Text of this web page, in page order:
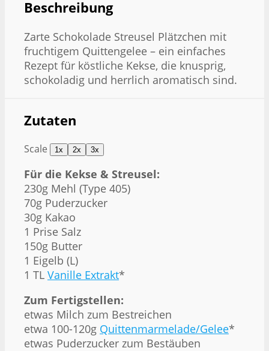
Beschreibung
Zarte Schokolade Streusel Plätzchen mit
fruchtigem Quittengelee – ein einfaches
Rezept für köstliche Kekse, die knusprig,
schokoladig und herrlich aromatisch sind.
Zutaten
Scale 1x 2x 3x
Für die Kekse & Streusel:
230g Mehl (Type 405)
70g Puderzucker
30g Kakao
1 Prise Salz
150g Butter
1 Eigelb (L)
1 TL Vanille Extrakt*
Zum Fertigstellen:
etwas Milch zum Bestreichen
etwa 100-120g Quittenmarmelade/Gelee*
etwas Puderzucker zum Bestäuben